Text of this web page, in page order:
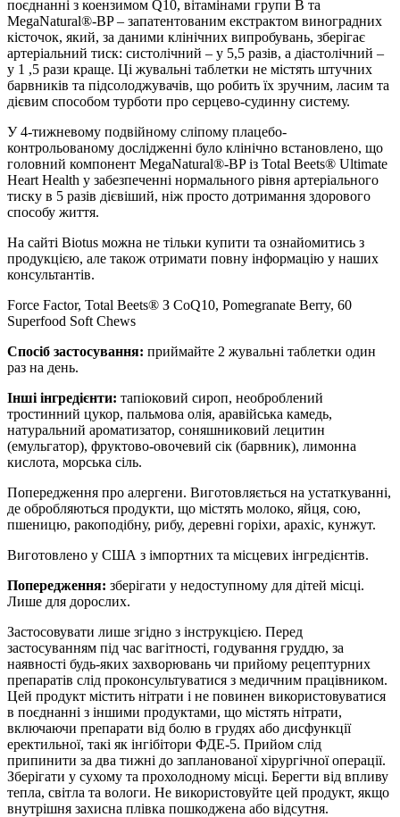
поєднанні з коензимом Q10, вітамінами групи B та
MegaNatural®-BP – запатентованим екстрактом виноградних
кісточок, який, за даними клінічних випробувань, зберігає
артеріальний тиск: систолічний – у 5,5 разів, а діастолічний –
у 1 ,5 рази краще. Ці жувальні таблетки не містять штучних
барвників та підсолоджувачів, що робить їх зручним, ласим та
дієвим способом турботи про серцево-судинну систему.
У 4-тижневому подвійному сліпому плацебо-
контрольованому дослідженні було клінічно встановлено, що
головний компонент MegaNatural®-BP із Total Beets® Ultimate
Heart Health у забезпеченні нормального рівня артеріального
тиску в 5 разів дієвіший, ніж просто дотримання здорового
способу життя.
На сайті Biotus можна не тільки купити та ознайомитись з
продукцією, але також отримати повну інформацію у наших
консультантів.
Force Factor, Total Beets® З CoQ10, Pomegranate Berry, 60
Superfood Soft Chews
Спосіб застосування: приймайте 2 жувальні таблетки один
раз на день.
Інші інгредієнти: тапіоковий сироп, необроблений
тростинний цукор, пальмова олія, аравійська камедь,
натуральний ароматизатор, соняшниковий лецитин
(емульгатор), фруктово-овочевий сік (барвник), лимонна
кислота, морська сіль.
Попередження про алергени. Виготовляється на устаткуванні,
де обробляються продукти, що містять молоко, яйця, сою,
пшеницю, ракоподібну, рибу, деревні горіхи, арахіс, кунжут.
Виготовлено у США з імпортних та місцевих інгредієнтів.
Попередження: зберігати у недоступному для дітей місці.
Лише для дорослих.
Застосовувати лише згідно з інструкцією. Перед
застосуванням під час вагітності, годування груддю, за
наявності будь-яких захворювань чи прийому рецептурних
препаратів слід проконсультуватися з медичним працівником.
Цей продукт містить нітрати і не повинен використовуватися
в поєднанні з іншими продуктами, що містять нітрати,
включаючи препарати від болю в грудях або дисфункції
еректильної, такі як інгібітори ФДЕ-5. Прийом слід
припинити за два тижні до запланованої хірургічної операції.
Зберігати у сухому та прохолодному місці. Берегти від впливу
тепла, світла та вологи. Не використовуйте цей продукт, якщо
внутрішня захисна плівка пошкоджена або відсутня.